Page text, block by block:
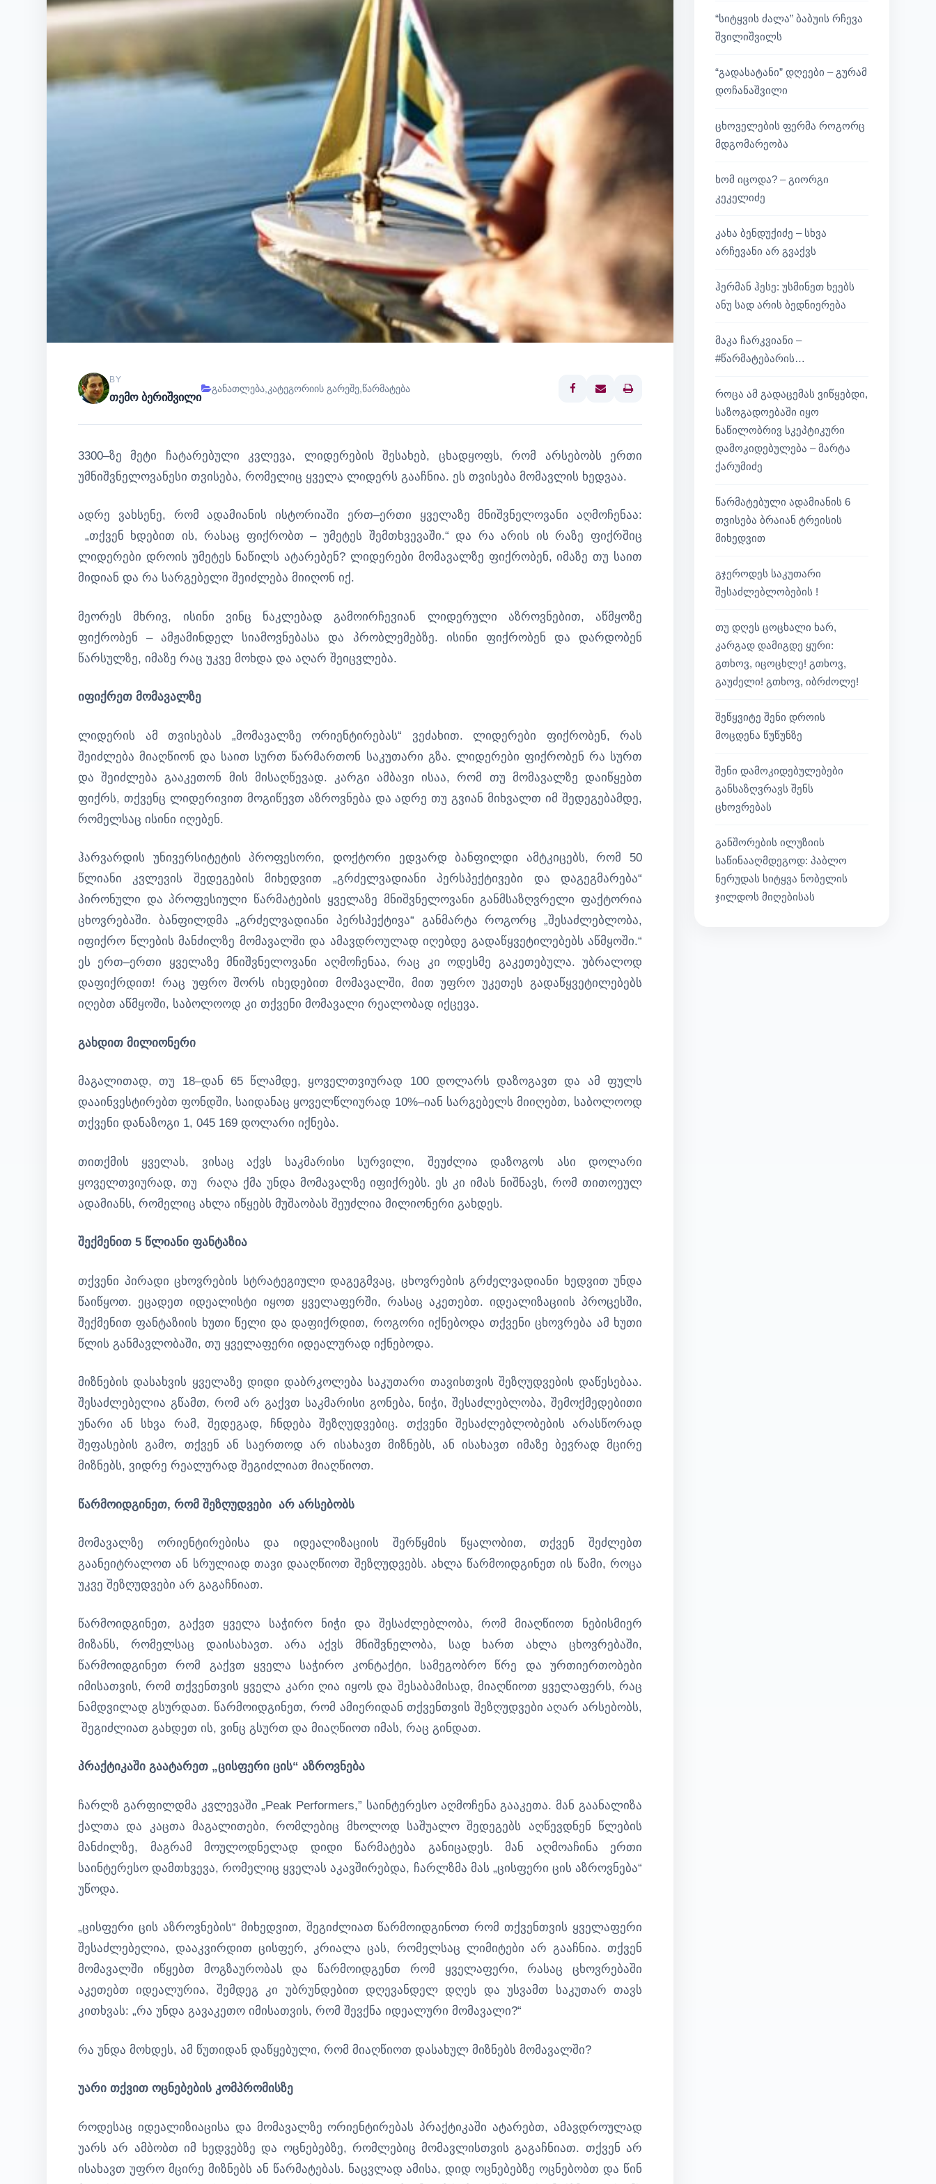
BY
თემო ბერიშვილი
განათლება კატეგორიის გარეშე წარმატება
Print
3300–ზე მეტი ჩატარებული კვლევა, ლიდერების შესახებ, ცხადყოფს, რომ არსებობს ერთი
უმნიშვნელოვანესი თვისება, რომელიც ყველა ლიდერს გააჩნია. ეს თვისება მომავლის ხედვაა.
ადრე ვახსენე, რომ ადამიანის ისტორიაში ერთ–ერთი ყველაზე მნიშვნელოვანი აღმოჩენაა:
„თქვენ ხდებით ის, რასაც ფიქრობთ – უმეტეს შემთხვევაში.“ და რა არის ის რაზე ფიქრშიც
ლიდერები დროის უმეტეს ნაწილს ატარებენ? ლიდერები მომავალზე ფიქრობენ, იმაზე თუ საით
მიდიან და რა სარგებელი შეიძლება მიიღონ იქ.
მეორეს მხრივ, ისინი ვინც ნაკლებად გამოირჩევიან ლიდერული აზროვნებით, აწმყოზე
ფიქრობენ – ამჟამინდელ სიამოვნებასა და პრობლემებზე. ისინი ფიქრობენ და დარდობენ
წარსულზე, იმაზე რაც უკვე მოხდა და აღარ შეიცვლება.
იფიქრეთ მომავალზე
ლიდერის ამ თვისებას „მომავალზე ორიენტირებას“ ვეძახით. ლიდერები ფიქრობენ, რას
შეიძლება მიაღწიონ და საით სურთ წარმართონ საკუთარი გზა. ლიდერები ფიქრობენ რა სურთ
და შეიძლება გააკეთონ მის მისაღწევად. კარგი ამბავი ისაა, რომ თუ მომავალზე დაიწყებთ
ფიქრს, თქვენც ლიდერივით მოგიწევთ აზროვნება და ადრე თუ გვიან მიხვალთ იმ შედეგებამდე,
რომელსაც ისინი იღებენ.
ჰარვარდის უნივერსიტეტის პროფესორი, დოქტორი ედვარდ ბანფილდი ამტკიცებს, რომ 50
წლიანი კვლევის შედეგების მიხედვით „გრძელვადიანი პერსპექტივები და დაგეგმარება“
პირონული და პროფესიული წარმატების ყველაზე მნიშვნელოვანი განმსაზღვრელი ფაქტორია
ცხოვრებაში. ბანფილდმა „გრძელვადიანი პერსპექტივა“ განმარტა როგორც „შესაძლებლობა,
იფიქრო წლების მანძილზე მომავალში და ამავდროულად იღებდე გადაწყვეტილებებს აწმყოში.“
ეს ერთ–ერთი ყველაზე მნიშვნელოვანი აღმოჩენაა, რაც კი ოდესმე გაკეთებულა. უბრალოდ
დაფიქრდით! რაც უფრო შორს იხედებით მომავალში, მით უფრო უკეთეს გადაწყვეტილებებს
იღებთ აწმყოში, საბოლოოდ კი თქვენი მომავალი რეალობად იქცევა.
გახდით მილიონერი
მაგალითად, თუ 18–დან 65 წლამდე, ყოველთვიურად 100 დოლარს დაზოგავთ და ამ ფულს
დააინვესტირებთ ფონდში, საიდანაც ყოველწლიურად 10%–იან სარგებელს მიიღებთ, საბოლოოდ
თქვენი დანაზოგი 1, 045 169 დოლარი იქნება.
თითქმის ყველას, ვისაც აქვს საკმარისი სურვილი, შეუძლია დაზოგოს ასი დოლარი
ყოველთვიურად, თუ რაღა ქმა უნდა მომავალზე იფიქრებს. ეს კი იმას ნიშნავს, რომ თითოეულ
ადამიანს, რომელიც ახლა იწყებს მუშაობას შეუძლია მილიონერი გახდეს.
შექმენით 5 წლიანი ფანტაზია
თქვენი პირადი ცხოვრების სტრატეგიული დაგეგმვაც, ცხოვრების გრძელვადიანი ხედვით უნდა
წაიწყოთ. ეცადეთ იდეალისტი იყოთ ყველაფერში, რასაც აკეთებთ. იდეალიზაციის პროცესში,
შექმენით ფანტაზიის ხუთი წელი და დაფიქრდით, როგორი იქნებოდა თქვენი ცხოვრება ამ ხუთი
წლის განმავლობაში, თუ ყველაფერი იდეალურად იქნებოდა.
მიზნების დასახვის ყველაზე დიდი დაბრკოლება საკუთარი თავისთვის შეზღუდვების დაწესებაა.
შესაძლებელია გწამთ, რომ არ გაქვთ საკმარისი გონება, ნიჭი, შესაძლებლობა, შემოქმედებითი
უნარი ან სხვა რამ, შედეგად, ჩნდება შეზღუდვებიც. თქვენი შესაძლებლობების არასწორად
შეფასების გამო, თქვენ ან საერთოდ არ ისახავთ მიზნებს, ან ისახავთ იმაზე ბევრად მცირე
მიზნებს, ვიდრე რეალურად შეგიძლიათ მიაღწიოთ.
წარმოიდგინეთ, რომ შეზღუდვები არ არსებობს
მომავალზე ორიენტირებისა და იდეალიზაციის შერწყმის წყალობით, თქვენ შეძლებთ
გაანეიტრალოთ ან სრულიად თავი დააღწიოთ შეზღუდვებს. ახლა წარმოიდგინეთ ის წამი, როცა
უკვე შეზღუდვები არ გაგაჩნიათ.
წარმოიდგინეთ, გაქვთ ყველა საჭირო ნიჭი და შესაძლებლობა, რომ მიაღწიოთ ნებისმიერ
მიზანს, რომელსაც დაისახავთ. არა აქვს მნიშვნელობა, სად ხართ ახლა ცხოვრებაში,
წარმოიდგინეთ რომ გაქვთ ყველა საჭირო კონტაქტი, სამეგობრო წრე და ურთიერთობები
იმისათვის, რომ თქვენთვის ყველა კარი ღია იყოს და შესაბამისად, მიაღწიოთ ყველაფერს, რაც
ნამდვილად გსურდათ. წარმოიდგინეთ, რომ ამიერიდან თქვენთვის შეზღუდვები აღარ არსებობს,
შეგიძლიათ გახდეთ ის, ვინც გსურთ და მიაღწიოთ იმას, რაც გინდათ.
პრაქტიკაში გაატარეთ „ცისფერი ცის“ აზროვნება
ჩარლზ გარფილდმა კვლევაში „Peak Performers,” საინტერესო აღმოჩენა გააკეთა. მან გაანალიზა
ქალთა და კაცთა მაგალითები, რომლებიც მხოლოდ საშუალო შედეგებს აღწევდნენ წლების
მანძილზე, მაგრამ მოულოდნელად დიდი წარმატება განიცადეს. მან აღმოაჩინა ერთი
საინტერესო დამთხვევა, რომელიც ყველას აკავშირებდა, ჩარლზმა მას „ცისფერი ცის აზროვნება“
უწოდა.
„ცისფერი ცის აზროვნების“ მიხედვით, შეგიძლიათ წარმოიდგინოთ რომ თქვენთვის ყველაფერი
შესაძლებელია, დააკვირდით ცისფერ, კრიალა ცას, რომელსაც ლიმიტები არ გააჩნია. თქვენ
მომავალში იწყებთ მოგზაურობას და წარმოიდგენთ რომ ყველაფერი, რასაც ცხოვრებაში
აკეთებთ იდეალურია, შემდეგ კი უბრუნდებით დღევანდელ დღეს და უსვამთ საკუთარ თავს
კითხვას: „რა უნდა გავაკეთო იმისათვის, რომ შევქნა იდეალური მომავალი?“
რა უნდა მოხდეს, ამ წუთიდან დაწყებული, რომ მიაღწიოთ დასახულ მიზნებს მომავალში?
უარი თქვით ოცნებების კომპრომისზე
როდესაც იდეალიზიაცისა და მომავალზე ორიენტირებას პრაქტიკაში ატარებთ, ამავდროულად
უარს არ ამბობთ იმ ხედვებზე და ოცნებებზე, რომლებიც მომავლისთვის გაგაჩნიათ. თქვენ არ
ისახავთ უფრო მცირე მიზნებს ან წარმატებას. ნაცვლად ამისა, დიდ ოცნებებზე ოცნებობთ და წინ
“სიტყვის ძალა” ბაბუის რჩევა
შვილიშვილს
“გადასატანი” დღეები – გურამ
დოჩანაშვილი
ცხოველების ფერმა როგორც
მდგომარეობა
ხომ იცოდა? – გიორგი
კეკელიძე
კახა ბენდუქიძე – სხვა
არჩევანი არ გვაქვს
ჰერმან ჰესე: უსმინეთ ხეებს
ანუ სად არის ბედნიერება
მაკა ჩარკვიანი –
#წარმატებარის…
როცა ამ გადაცემას ვიწყებდი,
საზოგადოებაში იყო
ნაწილობრივ სკეპტიკური
დამოკიდებულება – მარტა
ქარუმიძე
წარმატებული ადამიანის 6
თვისება ბრაიან ტრეისის
მიხედვით
გჯეროდეს საკუთარი
შესაძლებლობების !
თუ დღეს ცოცხალი ხარ,
კარგად დამიგდე ყური:
გთხოვ, იცოცხლე! გთხოვ,
გაუძელი! გთხოვ, იბრძოლე!
შეწყვიტე შენი დროის
მოცდენა წუწუნზე
შენი დამოკიდებულებები
განსაზღვრავს შენს
ცხოვრებას
განშორების ილუზიის
საწინააღმდეგოდ: პაბლო
ნერუდას სიტყვა ნობელის
ჯილდოს მიღებისას